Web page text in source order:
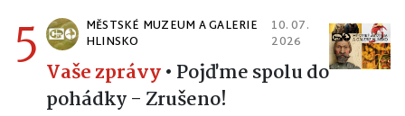
5
MĚSTSKÉ MUZEUM A GALERIE
HLINSKO
10. 07.
2026
Vaše zprávy• Pojďme spolu do
pohádky - Zrušeno!